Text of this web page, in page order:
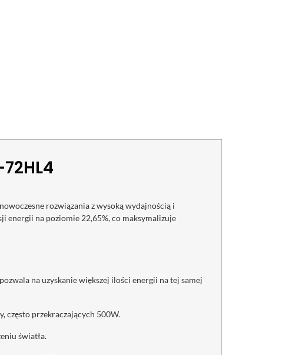
rozwiązania z wysoką wydajnością i
energii na poziomie 22,65%, co maksymalizuje
na uzyskanie większej ilości energii na tej samej
często przekraczających 500W.
światła.